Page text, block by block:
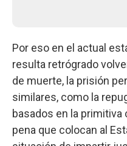
Por eso en el actual
resulta retrógrado
de muerte, la prisión
similares, como la
basados en la
pena que colocan al